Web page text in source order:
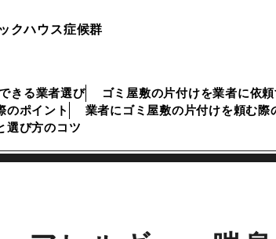
クハウス症候群
きる業者選び
ゴミ屋敷の片付けを業者に依
のポイント
業者にゴミ屋敷の片付けを頼む際
選び方のコツ